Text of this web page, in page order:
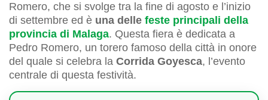
Romero, che si svolge tra la fine di agosto e l’inizio
di settembre ed è una delle feste principali della
provincia di Malaga. Questa fiera è dedicata a
Pedro Romero, un torero famoso della città in onore
del quale si celebra la Corrida Goyesca, l’evento
centrale di questa festività.